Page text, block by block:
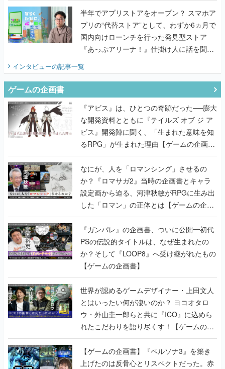
半年でアプリストアをオープン？ スマホア
プリの“代替ストア”として、わずか6ヵ月で
国内向けローンチを行った発見型ストア
『あっぷアリーナ！』仕掛け人に話を聞い
インタビューの記事一覧
ゲームの企画書
『アビス』は、ひとつの奇跡だった──膨大
な開発資料とともに『テイルズ オブ ジ ア
ビス』開発陣に聞く、「生まれた意味を知
るRPG」が生まれた理由【ゲームの企画
書】
なにが、人を「ロマンシング」させるの
か？『ロマサガ2』当時の企画書とキャラ
設定画から迫る、河津秋敏がRPGに生み出
した「ロマン」の正体とは【ゲームの企画
書】
『ガンパレ』の企画書、ついに公開━初代
PSの伝説的タイトルは、なぜ生まれたの
か？そして『LOOP8』へ受け継がれたもの
【ゲームの企画書】
世界が認めるゲームデザイナー・上田文人
とはいったい何が凄いのか？ ヨコオタロ
ウ・外山圭一郎らと共に『ICO』に込めら
れたこだわりを語り尽くす！【ゲームの企
画書】
【ゲームの企画書】『ペルソナ3』を築き
上げたのは反骨心とリスペクトだった。赤